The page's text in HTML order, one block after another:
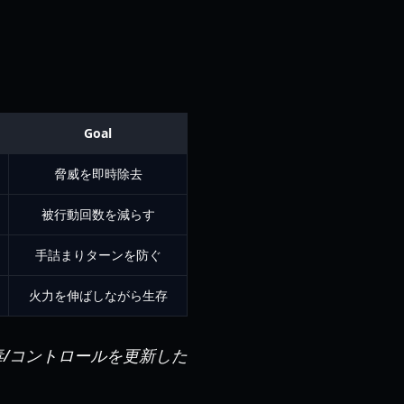
Goal
脅威を即時除去
被行動回数を減らす
手詰まりターンを防ぐ
火力を伸ばしながら生存
コントロールを更新した